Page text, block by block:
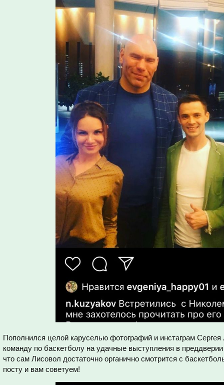
Пополнился целой каруселью фотографий и инстаграм
команду по баскетболу на удачные выступления в
что сам Лисовол достаточно органично смотрится с
посту и вам советуем!